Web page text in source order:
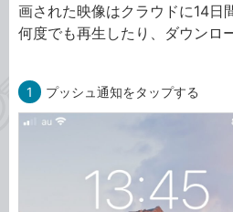
画された映像はクラウドに14日
何度でも再生したり、ダウンロ
1 プッシュ通知をタップする